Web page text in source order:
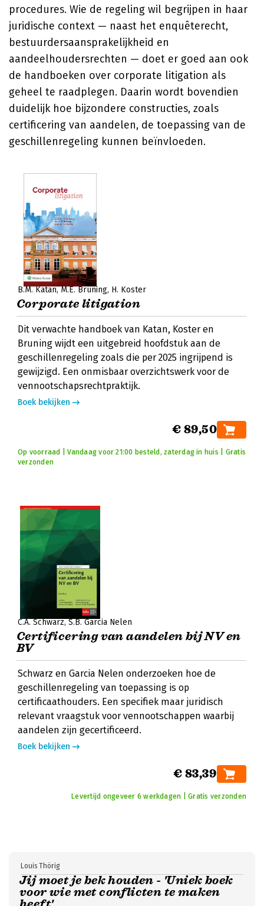
procedures. Wie de regeling wil begrijpen in haar
juridische context — naast het enquêterecht,
bestuurdersaansprakelijkheid en
aandeelhoudersrechten — doet er goed aan ook
de handboeken over corporate litigation als
geheel te raadplegen. Daarin wordt bovendien
duidelijk hoe bijzondere constructies, zoals
certificering van aandelen, de toepassing van de
geschillenregeling kunnen beïnvloeden.
B.M. Katan M.E. Bruning H. Koster
Corporate litigation
Dit verwachte handboek van Katan, Koster en
Bruning wijdt een uitgebreid hoofdstuk aan de
geschillenregeling zoals die per 2025 ingrijpend is
gewijzigd. Een onmisbaar overzichtswerk voor de
vennootschapsrechtpraktijk.
Boek bekijken
€ 89,50
Op voorraad | Vandaag voor 21:00 besteld, zaterdag in huis | Gratis
verzonden
C.A. Schwarz S.B. Garcia Nelen
Certificering van aandelen bij NV en
BV
Schwarz en Garcia Nelen onderzoeken hoe de
geschillenregeling van toepassing is op
certificaathouders. Een specifiek maar juridisch
relevant vraagstuk voor vennootschappen waarbij
aandelen zijn gecertificeerd.
Boek bekijken
€ 83,39
Levertijd ongeveer 6 werkdagen | Gratis verzonden
Jij moet je bek houden - 'Uniek boek
voor wie met conflicten te maken
Louis Thörig